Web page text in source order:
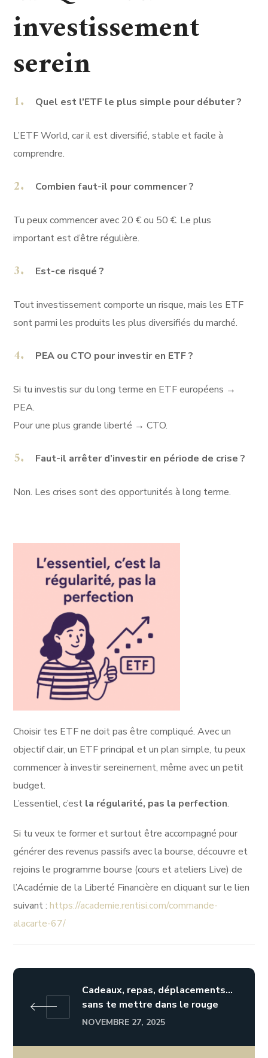
investissement
serein
Quel est l’ETF le plus simple pour débuter ?
L’ETF World, car il est diversifié, stable et facile à
comprendre.
Combien faut-il pour commencer ?
Tu peux commencer avec 20 € ou 50 €. Le plus
important est d’être régulière.
Est-ce risqué ?
Tout investissement comporte un risque, mais les ETF
sont parmi les produits les plus diversifiés du marché.
PEA ou CTO pour investir en ETF ?
Si tu investis sur du long terme en ETF européens →
PEA.
Pour une plus grande liberté → CTO.
Faut-il arrêter d’investir en période de crise ?
Non. Les crises sont des opportunités à long terme.
Choisir tes ETF ne doit pas être compliqué. Avec un
objectif clair, un ETF principal et un plan simple, tu peux
commencer à investir sereinement, même avec un petit
budget.
L’essentiel, c’est la régularité, pas la perfection.
Si tu veux te former et surtout être accompagné pour
générer des revenus passifs avec la bourse, découvre et
rejoins le programme bourse (cours et ateliers Live) de
l’Académie de la Liberté Financière en cliquant sur le lien
suivant : https://academie.rentisi.com/commande-
alacarte-67/
Cadeaux, repas, déplacements…
sans te mettre dans le rouge
NOVEMBRE 27, 2025